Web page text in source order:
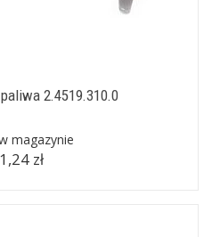
2.4519.310.0
magazynie
zł